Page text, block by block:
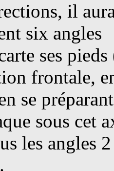
il
six angles
ses pieds
frontale,
se
sous cet
les angles